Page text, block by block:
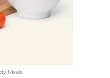
Meals